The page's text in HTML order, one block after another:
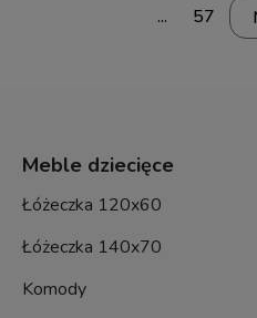
...
57
Meble dziecięce
Łóżeczka 120x60
Łóżeczka 140x70
Komody